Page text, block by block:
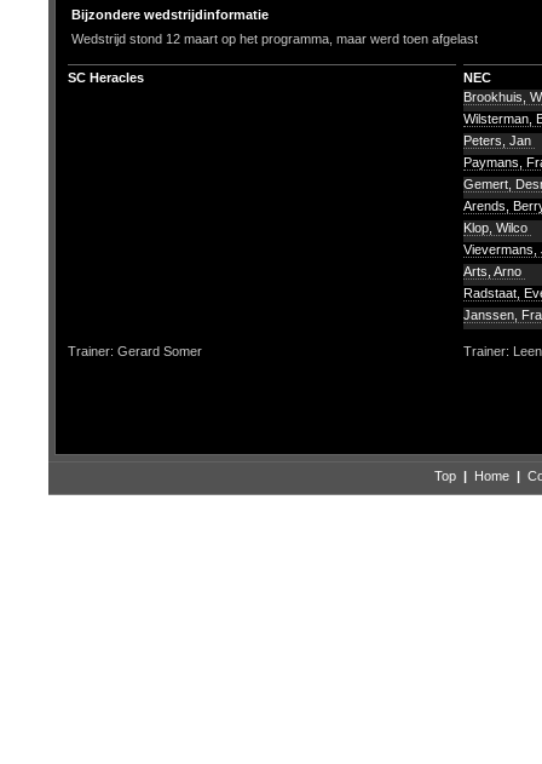
Bijzondere wedstrijdinformatie
Wedstrijd stond 12 maart op het programma, maar werd toen afgelast
SC Heracles
NEC
Brookhuis,
Wilsterman,
Peters, Jan
Paymans,
Gemert,
Arends,
Klop, Wilco
Arts, Arno
Radstaat,
Janssen,
Trainer: Gerard Somer Trainer:
Top | Home |